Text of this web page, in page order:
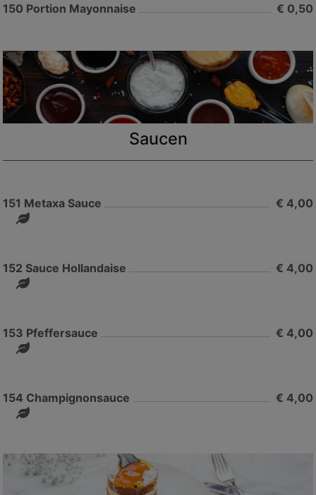
150 Portion Mayonnaise € 0,50
Saucen
151 Metaxa Sauce € 4,00
152 Sauce Hollandaise € 4,00
153 Pfeffersauce € 4,00
154 Champignonsauce € 4,00